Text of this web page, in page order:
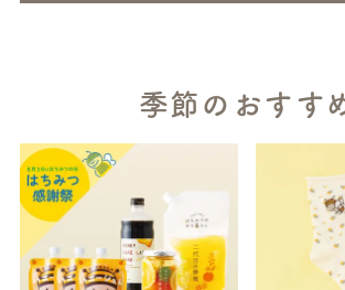
季節のおすす